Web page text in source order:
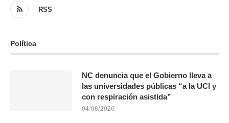
RSS
Política
NC denuncia que el Gobierno lleva a
las universidades públicas “a la UCI y
con respiración asistida”
04/08/2026